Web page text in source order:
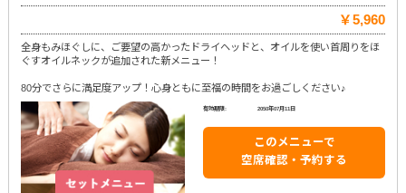
￥5,960
全身もみほぐしに、ご要望の高かったドライヘッドと、オイルを使い首周りをほ
ぐすオイルネックが追加された新メニュー！
80分でさらに満足度アップ！心身ともに至福の時間をお過ごしください♪
有効期限: 2050年07月11日
このメニューで
空席確認・予約する